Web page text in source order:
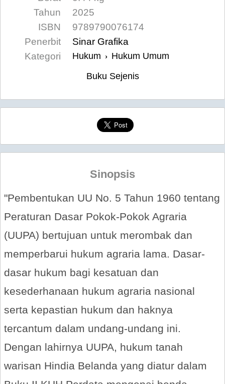
Tahun
2025
ISBN
9789790076174
Penerbit
Sinar Grafika
Kategori
Hukum › Hukum Umum
Buku Sejenis
Sinopsis
"Pembentukan UU No. 5 Tahun 1960 tentang
Peraturan Dasar Pokok-Pokok Agraria
(UUPA) bertujuan untuk merombak dan
memperbarui hukum agraria lama. Dasar-
dasar hukum bagi kesatuan dan
kesederhanaan hukum agraria nasional
serta kepastian hukum dan haknya
tercantum dalam undang-undang ini.
Dengan lahirnya UUPA, hukum tanah
warisan Hindia Belanda yang diatur dalam